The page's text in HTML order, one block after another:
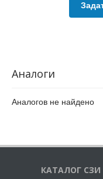
Аналоги
Аналогов не найдено
КАТАЛОГ СЗИ